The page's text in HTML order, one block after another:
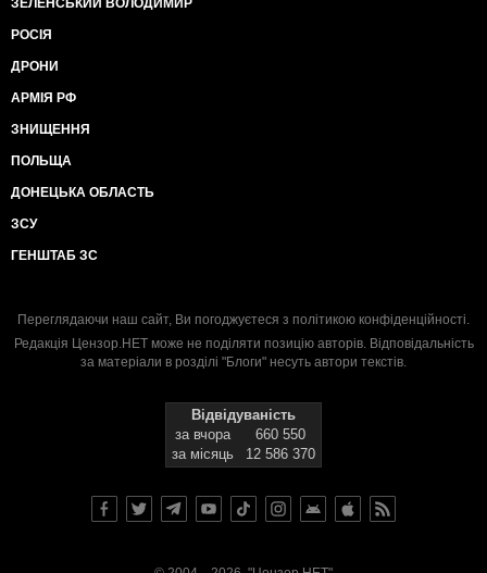
ЗЕЛЕНСЬКИЙ ВОЛОДИМИР
РОСІЯ
ДРОНИ
АРМІЯ РФ
ЗНИЩЕННЯ
ПОЛЬЩА
ДОНЕЦЬКА ОБЛАСТЬ
ЗСУ
ГЕНШТАБ ЗС
Переглядаючи наш сайт, Ви погоджуєтеся з політикою конфіденційності.
Редакція Цензор.НЕТ може не поділяти позицію авторів. Відповідальність
за матеріали в розділі "Блоги" несуть автори текстів.
Відвідуваність
за вчора
660 550
за місяць
12 586 370